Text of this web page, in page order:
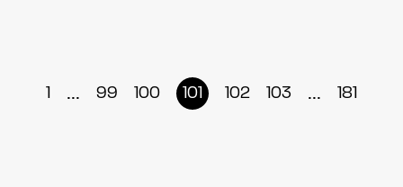
1 ... 99 100 101 102 103 ... 181